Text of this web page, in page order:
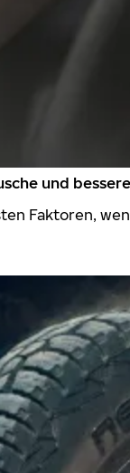
und
Faktoren,